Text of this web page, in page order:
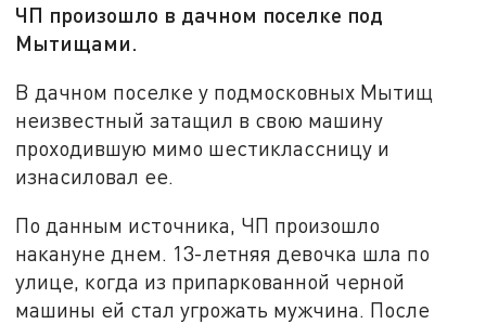
ЧП произошло в дачном поселке под
Мытищами.
В дачном поселке у подмосковных Мытищ
неизвестный затащил в свою машину
проходившую мимо шестиклассницу и
изнасиловал ее.
По данным источника, ЧП произошло
накануне днем. 13-летняя девочка шла по
улице, когда из припаркованной черной
машины ей стал угрожать мужчина. После